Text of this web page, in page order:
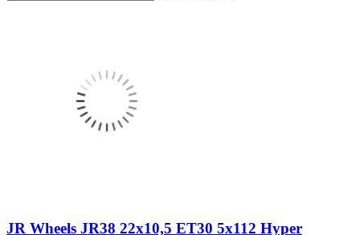
JR Wheels JR38 22x10,5 ET30 5x112 Hyper